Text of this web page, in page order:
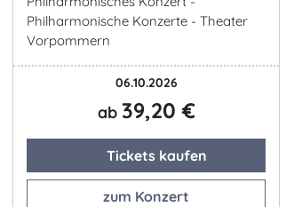
Philharmonische Konzerte - Theater
Vorpommern
06.10.2026
ab 39,20 €
Tickets kaufen
zum Konzert